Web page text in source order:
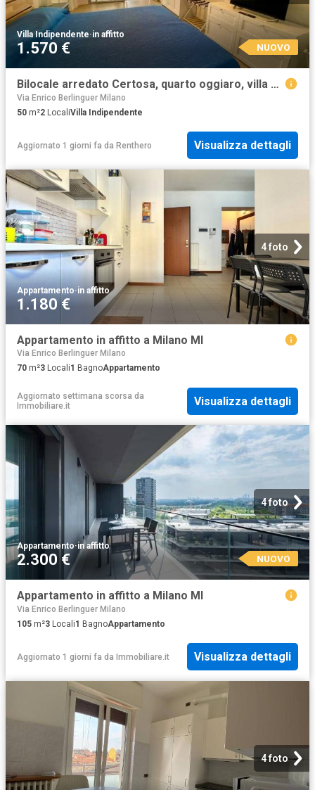
Villa Indipendente·in affitto
1.570 € NUOVO
Bilocale arredato Certosa, quarto oggiaro, villa pizzone
Via Enrico Berlinguer Milano
50 m²2 LocaliVilla Indipendente
Aggiornato 1 giorni fa da Renthero Visualizza dettagli
4 foto
Appartamento·in affitto
1.180 €
Appartamento in affitto a Milano MI
Via Enrico Berlinguer Milano
70 m²3 Locali1 BagnoAppartamento
Aggiornato settimana scorsa da
Immobiliare.it
Visualizza dettagli
4 foto
Appartamento·in affitto
2.300 € NUOVO
Appartamento in affitto a Milano MI
Via Enrico Berlinguer Milano
105 m²3 Locali1 BagnoAppartamento
Aggiornato 1 giorni fa da Immobiliare.it Visualizza dettagli
4 foto